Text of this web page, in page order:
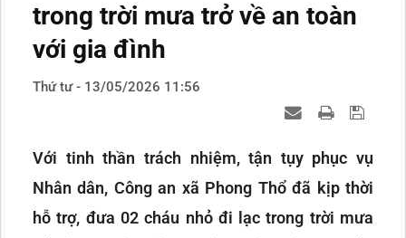
trong trời mưa trở về an toàn
với gia đình
Thứ tư - 13/05/2026 11:56
Với tinh thần trách nhiệm, tận tụy phục vụ
Nhân dân, Công an xã Phong Thổ đã kịp thời
hỗ trợ, đưa 02 cháu nhỏ đi lạc trong trời mưa